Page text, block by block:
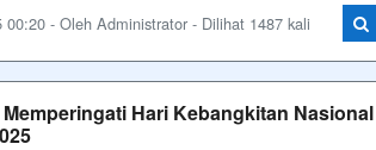
00:20 - Oleh Administrator - Dilihat 1487 kali
Hari Kebangkitan Nasional